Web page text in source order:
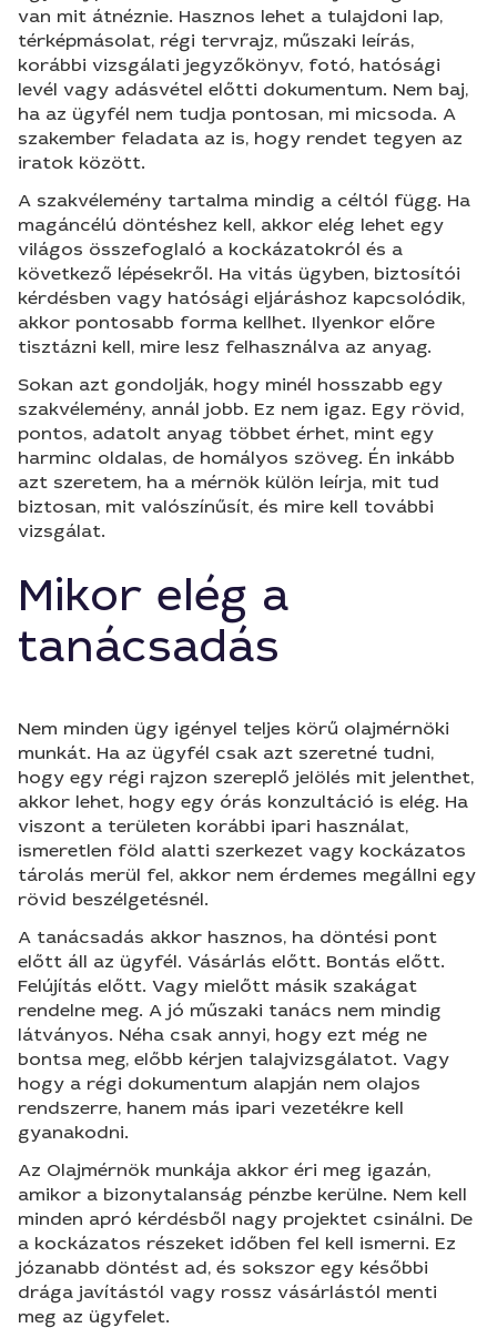
van mit átnéznie. Hasznos lehet a tulajdoni lap,
térképmásolat, régi tervrajz, műszaki leírás,
korábbi vizsgálati jegyzőkönyv, fotó, hatósági
levél vagy adásvétel előtti dokumentum. Nem baj,
ha az ügyfél nem tudja pontosan, mi micsoda. A
szakember feladata az is, hogy rendet tegyen az
iratok között.
A szakvélemény tartalma mindig a céltól függ. Ha
magáncélú döntéshez kell, akkor elég lehet egy
világos összefoglaló a kockázatokról és a
következő lépésekről. Ha vitás ügyben, biztosítói
kérdésben vagy hatósági eljáráshoz kapcsolódik,
akkor pontosabb forma kellhet. Ilyenkor előre
tisztázni kell, mire lesz felhasználva az anyag.
Sokan azt gondolják, hogy minél hosszabb egy
szakvélemény, annál jobb. Ez nem igaz. Egy rövid,
pontos, adatolt anyag többet érhet, mint egy
harminc oldalas, de homályos szöveg. Én inkább
azt szeretem, ha a mérnök külön leírja, mit tud
biztosan, mit valószínűsít, és mire kell további
vizsgálat.
Mikor elég a
tanácsadás
Nem minden ügy igényel teljes körű olajmérnöki
munkát. Ha az ügyfél csak azt szeretné tudni,
hogy egy régi rajzon szereplő jelölés mit jelenthet,
akkor lehet, hogy egy órás konzultáció is elég. Ha
viszont a területen korábbi ipari használat,
ismeretlen föld alatti szerkezet vagy kockázatos
tárolás merül fel, akkor nem érdemes megállni egy
rövid beszélgetésnél.
A tanácsadás akkor hasznos, ha döntési pont
előtt áll az ügyfél. Vásárlás előtt. Bontás előtt.
Felújítás előtt. Vagy mielőtt másik szakágat
rendelne meg. A jó műszaki tanács nem mindig
látványos. Néha csak annyi, hogy ezt még ne
bontsa meg, előbb kérjen talajvizsgálatot. Vagy
hogy a régi dokumentum alapján nem olajos
rendszerre, hanem más ipari vezetékre kell
gyanakodni.
Az Olajmérnök munkája akkor éri meg igazán,
amikor a bizonytalanság pénzbe kerülne. Nem kell
minden apró kérdésből nagy projektet csinálni. De
a kockázatos részeket időben fel kell ismerni. Ez
józanabb döntést ad, és sokszor egy későbbi
drága javítástól vagy rossz vásárlástól menti
meg az ügyfelet.